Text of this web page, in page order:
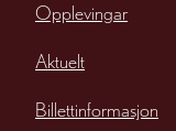
Opplevingar
Aktuelt
Billettinformasjon